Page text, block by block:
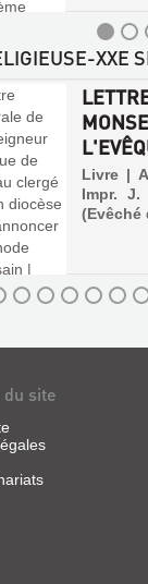
XXE
Livre |
Impr. J.
(Evêché
site